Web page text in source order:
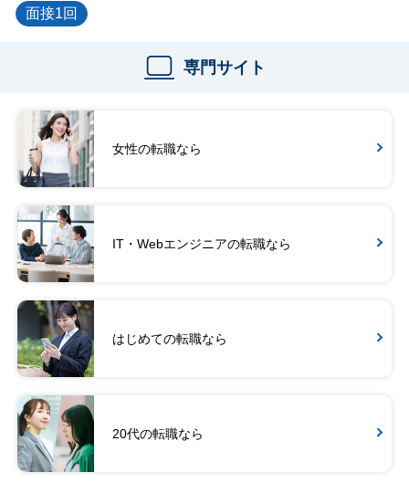
面接1回
専門サイト
女性の転職なら
IT・Webエンジニアの転職なら
はじめての転職なら
20代の転職なら